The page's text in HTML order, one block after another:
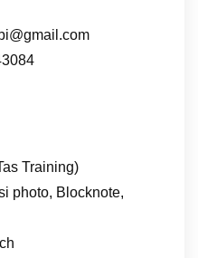
Training)
photo, Blocknote,